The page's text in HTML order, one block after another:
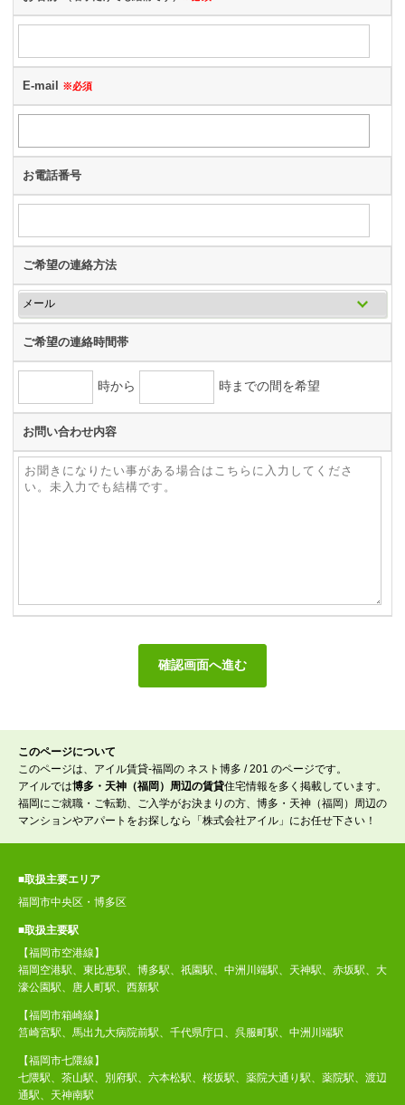
E-mail ※必須
お電話番号
ご希望の連絡方法
ご希望の連絡時間帯
時から 時までの間を希望
お問い合わせ内容
このページについて
このページは、アイル賃貸-福岡の ネスト博多 / 201 のページです。
アイルでは博多・天神（福岡）周辺の賃貸住宅情報を多く掲載しています。
福岡にご就職・ご転勤、ご入学がお決まりの方、博多・天神（福岡）周辺の
マンションやアパートをお探しなら「株式会社アイル」にお任せ下さい！
■取扱主要エリア
福岡市中央区・博多区
■取扱主要駅
【福岡市空港線】
福岡空港駅、東比恵駅、博多駅、祇園駅、中洲川端駅、天神駅、赤坂駅、大
濠公園駅、唐人町駅、西新駅
【福岡市箱崎線】
筥崎宮駅、馬出九大病院前駅、千代県庁口、呉服町駅、中洲川端駅
【福岡市七隈線】
七隈駅、茶山駅、別府駅、六本松駅、桜坂駅、薬院大通り駅、薬院駅、渡辺
通駅、天神南駅